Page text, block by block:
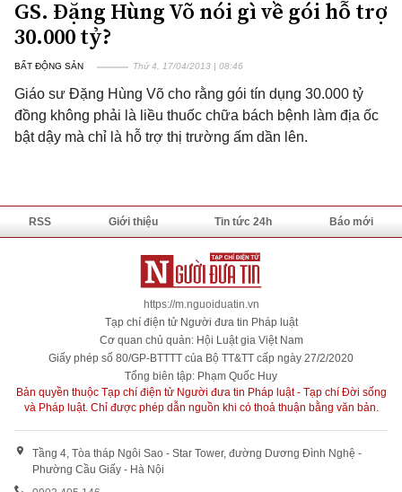
GS. Đặng Hùng Võ nói gì về gói hỗ trợ
30.000 tỷ?
BẤT ĐỘNG SẢN Thứ 4, 17/04/2013 | 08:46
Giáo sư Đặng Hùng Võ cho rằng gói tín dụng 30.000 tỷ
đồng không phải là liều thuốc chữa bách bệnh làm địa ốc
bật dậy mà chỉ là hỗ trợ thị trường ấm dần lên.
RSS Giới thiệu Tin tức 24h Báo mới
https://m.nguoiduatin.vn
Tạp chí điện tử Người đưa tin Pháp luật
Cơ quan chủ quản: Hội Luật gia Việt Nam
Giấy phép số 80/GP-BTTTT của Bộ TT&TT cấp ngày 27/2/2020
Tổng biên tập: Phạm Quốc Huy
Bản quyền thuộc Tạp chí điện tử Người đưa tin Pháp luật - Tạp chí Đời sống
và Pháp luật. Chỉ được phép dẫn nguồn khi có thoả thuận bằng văn bản.
Tầng 4, Tòa tháp Ngôi Sao - Star Tower, đường Dương Đình Nghệ -
Phường Cầu Giấy - Hà Nội